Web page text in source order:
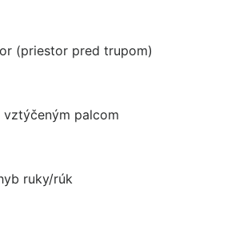
(priestor pred trupom)
palcom
ruky/rúk